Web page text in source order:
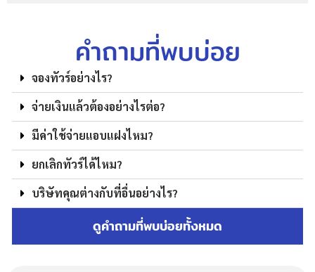
คำถามที่พบบ่อย
จองทัวร์อย่างไร?
จ่ายเงินแล้วต้องอย่างไรต่อ?
มีค่าใช้จ่ายแอบแฝงไหม?
ยกเลิกทัวร์ได้ไหม?
บริษัทคุณต่างกับที่อื่นอย่างไร?
ดูคำถามที่พบบ่อยทั้งหมด